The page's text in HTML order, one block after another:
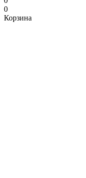
0
Корзина